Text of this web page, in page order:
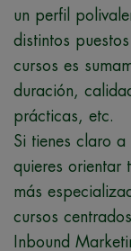
un perfil
distintos
cursos es
duración,
prácticas, etc.
Si tienes claro
quieres orientar
más
cursos
Inbound